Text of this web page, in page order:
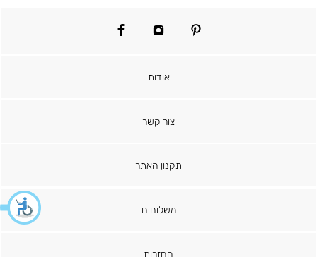
pinterest
instagram
facebook
אודות
צור קשר
תקנון האתר
משלוחים
החזרות